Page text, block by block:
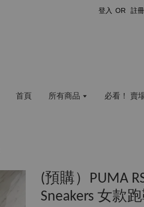
登入 OR 註
首頁 所有商品 必看！ 賣
(預購）PUMA
Sneakers 女款